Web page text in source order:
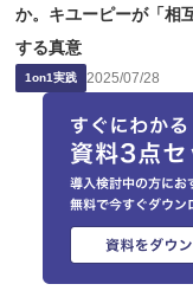
か。キユーピーが「相
する真意
1on1実践 2025/07/28